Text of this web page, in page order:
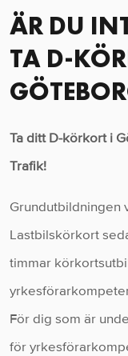
ÄR DU
TA D-
Ta ditt D-körkort i
Trafik!
Grundutbildningen
Lastbilskörkort
timmar
För dig som är
för